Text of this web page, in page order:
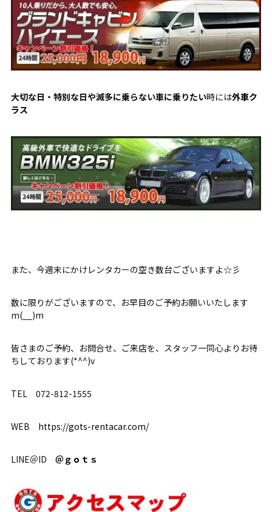
大切な日・特別な日や滅多に乗らない車に乗りたい時には外車ク
ラス
また、今週末にかけレンタカーの空き数台ございますよ☆彡
数に限りがございますので、お早目のご予約お願いいたします
m(__)m
皆さまのご予約、お問合せ、ご来店を、スタッフ一同心よりお待
ちしております(*^^)v
TEL 072-812-1555
WEB https://gots-rentacar.com/
LINE＠ID ＠ｇｏｔｓ